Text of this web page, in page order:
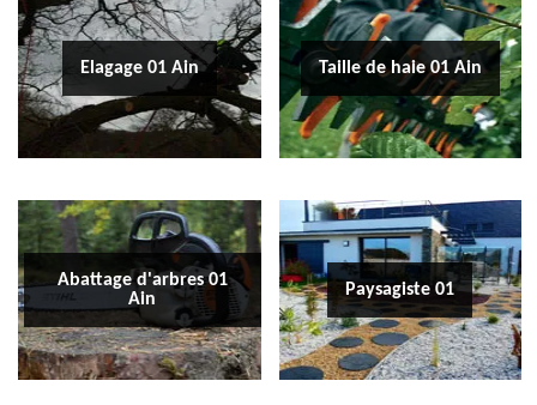
Elagage 01 Ain Taille de haie 01 Ain
Abattage d'arbres 01
Ain
Paysagiste 01